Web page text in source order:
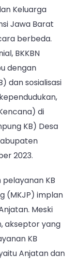
Keluarga
Jawa Barat
berbeda.
BKKBN
dengan
dan sosialisasi
di
KB) Desa
2023.
KB
(MKJP) implan
Meski
akseptor yang
KB
Anjatan dan